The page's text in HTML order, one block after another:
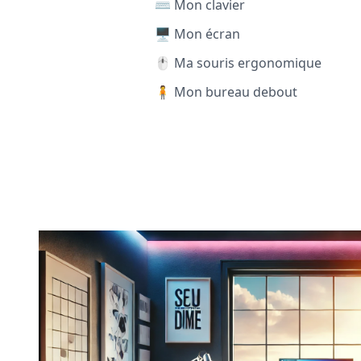
⌨️ Mon clavier
🖥️ Mon écran
🖱️ Ma souris ergonomique
🧍 Mon bureau debout